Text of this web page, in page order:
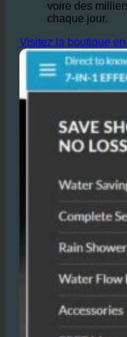
voire des
chaque jour.
Visitez la boutique